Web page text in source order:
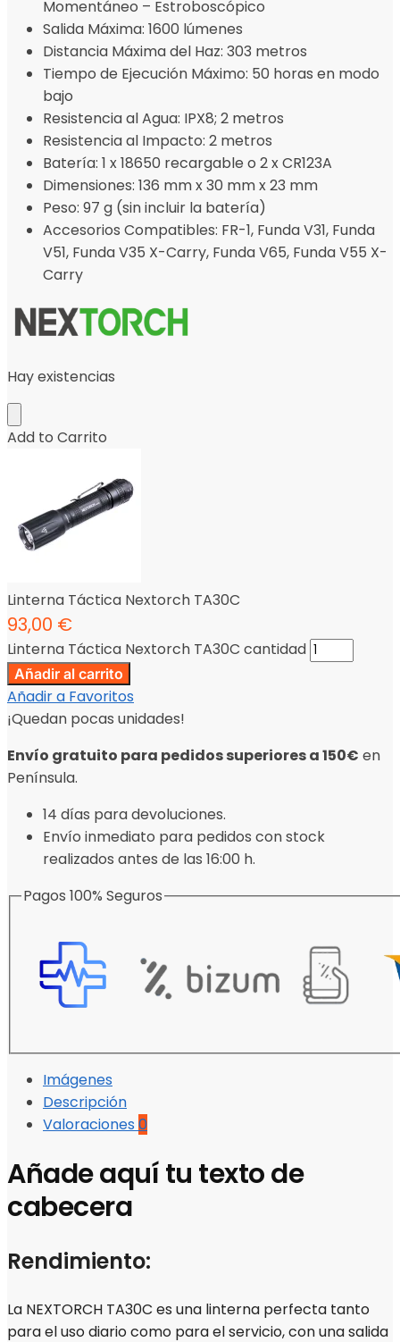
Momentáneo – Estroboscópico
Salida Máxima: 1600 lúmenes
Distancia Máxima del Haz: 303 metros
Tiempo de Ejecución Máximo: 50 horas en modo
bajo
Resistencia al Agua: IPX8; 2 metros
Resistencia al Impacto: 2 metros
Batería: 1 x 18650 recargable o 2 x CR123A
Dimensiones: 136 mm x 30 mm x 23 mm
Peso: 97 g (sin incluir la batería)
Accesorios Compatibles: FR-1, Funda V31, Funda
V51, Funda V35 X-Carry, Funda V65, Funda V55 X-
Carry
Hay existencias
Add to Carrito
Linterna Táctica Nextorch TA30C
93,00 €
Linterna Táctica Nextorch TA30C cantidad
Añadir al carrito
Añadir a Favoritos
¡Quedan pocas unidades!
Envío gratuito para pedidos superiores a 150€ en
Península.
14 días para devoluciones.
Envío inmediato para pedidos con stock
realizados antes de las 16:00 h.
Pagos 100% Seguros
Imágenes
Descripción
Valoraciones 0
Añade aquí tu texto de
cabecera
Rendimiento:
La NEXTORCH TA30C es una linterna perfecta tanto
para el uso diario como para el servicio, con una salida